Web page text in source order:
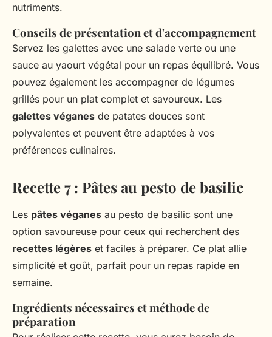
nutriments.
Conseils de présentation et d'accompagnement
Servez les galettes avec une salade verte ou une
sauce au yaourt végétal pour un repas équilibré. Vous
pouvez également les accompagner de légumes
grillés pour un plat complet et savoureux. Les
galettes véganes de patates douces sont
polyvalentes et peuvent être adaptées à vos
préférences culinaires.
Recette 7 : Pâtes au pesto de basilic
Les pâtes véganes au pesto de basilic sont une
option savoureuse pour ceux qui recherchent des
recettes légères et faciles à préparer. Ce plat allie
simplicité et goût, parfait pour un repas rapide en
semaine.
Ingrédients nécessaires et méthode de
préparation